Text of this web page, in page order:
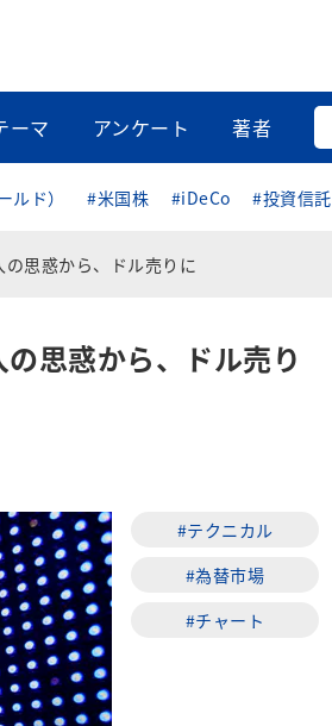
ーマ アンケート 著者
ルド） #米国株 #iDeCo #投資信託
の思惑から、ドル売りに
思惑から、ドル売り
#テクニカル
#為替市場
#チャート